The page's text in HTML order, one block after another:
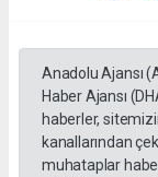
Anadolu Ajansı
Haber Ajansı
haberler,
kanallarından
muhataplar